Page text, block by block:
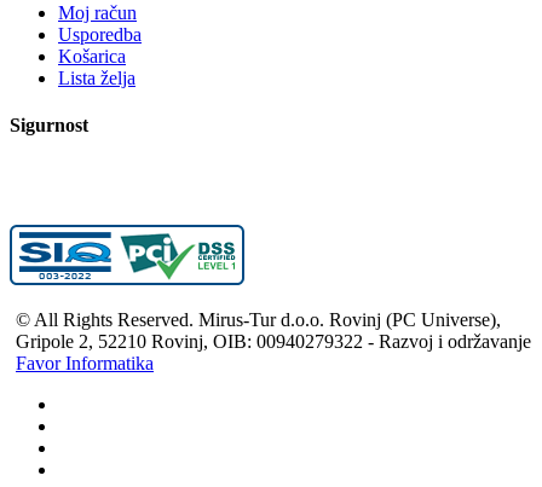
Moj račun
Usporedba
Košarica
Lista želja
Sigurnost
© All Rights Reserved. Mirus-Tur d.o.o. Rovinj (PC Universe),
Gripole 2, 52210 Rovinj, OIB: 00940279322 - Razvoj i održavanje
Favor Informatika